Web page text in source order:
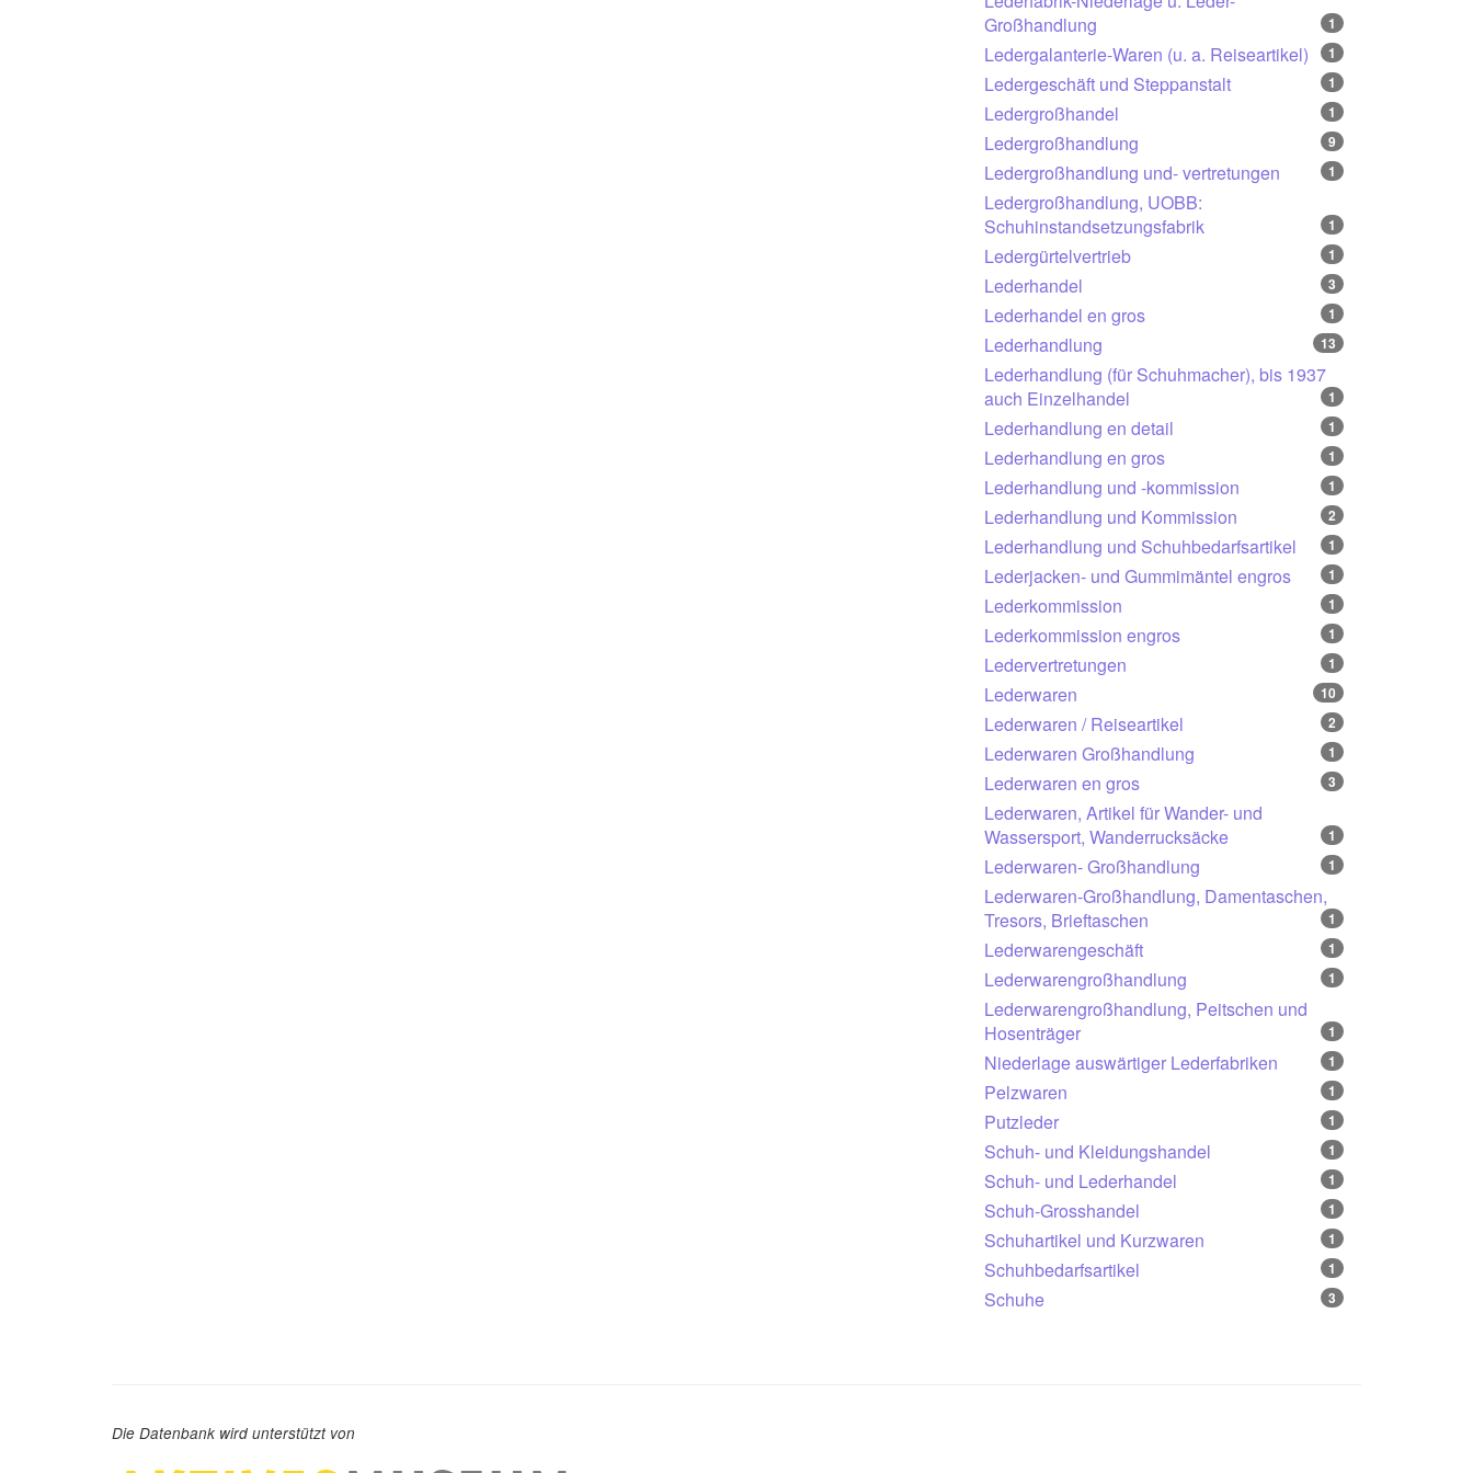
Großhandlung
1
Ledergalanterie-Waren (u. a. Reiseartikel) 1
Ledergeschäft und Steppanstalt 1
Ledergroßhandel 1
Ledergroßhandlung 9
Ledergroßhandlung und- vertretungen 1
Ledergroßhandlung, UOBB:
Schuhinstandsetzungsfabrik
1
Ledergürtelvertrieb 1
Lederhandel 3
Lederhandel en gros 1
Lederhandlung 13
Lederhandlung (für Schuhmacher), bis 1937
auch Einzelhandel
1
Lederhandlung en detail 1
Lederhandlung en gros 1
Lederhandlung und -kommission 1
Lederhandlung und Kommission 2
Lederhandlung und Schuhbedarfsartikel 1
Lederjacken- und Gummimäntel engros 1
Lederkommission 1
Lederkommission engros 1
Ledervertretungen 1
Lederwaren 10
Lederwaren / Reiseartikel 2
Lederwaren Großhandlung 1
Lederwaren en gros 3
Lederwaren, Artikel für Wander- und
Wassersport, Wanderrucksäcke
1
Lederwaren- Großhandlung 1
Lederwaren-Großhandlung, Damentaschen,
Tresors, Brieftaschen
1
Lederwarengeschäft 1
Lederwarengroßhandlung 1
Lederwarengroßhandlung, Peitschen und
Hosenträger
1
Niederlage auswärtiger Lederfabriken 1
Pelzwaren 1
Putzleder 1
Schuh- und Kleidungshandel 1
Schuh- und Lederhandel 1
Schuh-Grosshandel 1
Schuhartikel und Kurzwaren 1
Schuhbedarfsartikel 1
Schuhe 3
Die Datenbank wird unterstützt von